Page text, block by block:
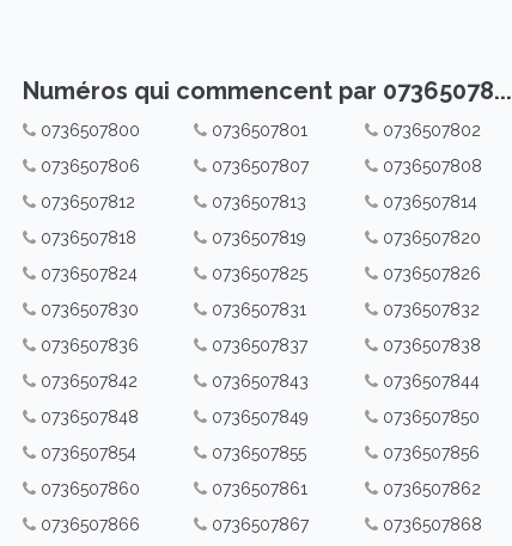
Numéros qui commencent par 07365078...
0736507800 0736507801 0736507802
0736507806
0736507807 0736507808
0736507812
0736507813 0736507814
0736507818
0736507819 0736507820
0736507824
0736507825 0736507826
0736507830
0736507831 0736507832
0736507836
0736507837 0736507838
0736507842
0736507843 0736507844
0736507848
0736507849 0736507850
0736507854
0736507855 0736507856
0736507860
0736507861 0736507862
0736507866
0736507867 0736507868